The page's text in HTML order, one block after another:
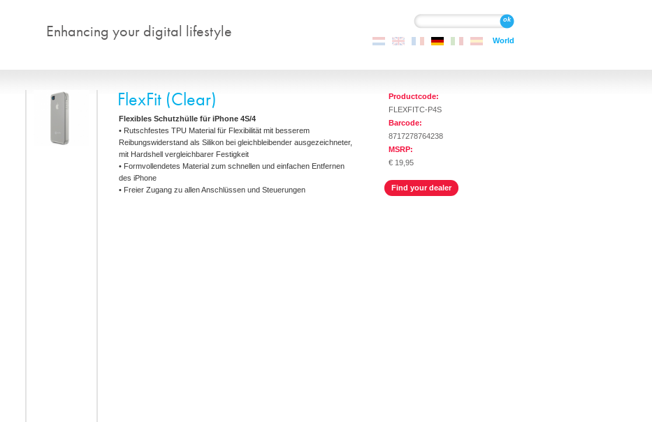
Enhancing your digital lifestyle Suche
World
FlexFit (Clear)
Flexibles Schutzhülle für iPhone 4S/4
• Rutschfestes TPU Material für Flexibilität mit besserem
Reibungswiderstand als Silikon bei gleichbleibender ausgezeichneter,
mit Hardshell vergleichbarer Festigkeit
• Formvollendetes Material zum schnellen und einfachen Entfernen
des iPhone
• Freier Zugang zu allen Anschlüssen und Steuerungen
Productcode:
FLEXFITC-P4S
Barcode:
8717278764238
MSRP:
€ 19,95
Find your dealer